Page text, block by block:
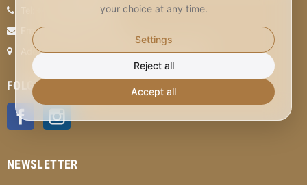
+420 736 404 966
Email: info@afro-shop.cz
Address: OC Sfinx, Hrnčířská 6, Brno 602 00
FOLGEN SIE UNS
NEWSLETTER
your choice at any time.
Settings
Reject all
Accept all